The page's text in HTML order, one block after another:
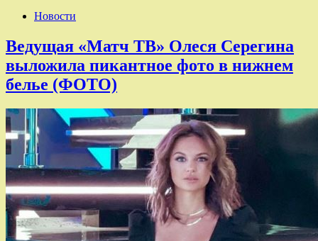
Новости
Ведущая «Матч ТВ» Олеся Серегина
выложила пикантное фото в нижнем
белье (ФОТО)